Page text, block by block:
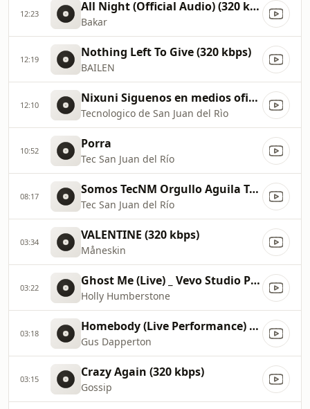
12:23 All Night (Official Audio) (320 kbps)
Bakar
12:19 Nothing Left To Give (320 kbps)
BAILEN
12:10 Nixuni Siguenos en medios oficiales
Tecnologico de San Juan del Rìo
10:52 Porra
Tec San Juan del Río
08:17 Somos TecNM Orgullo Aguila TecSanJuan
Tec San Juan del Río
03:34 VALENTINE (320 kbps)
Måneskin
03:22 Ghost Me (Live) _ Vevo Studio Performance (320 kbps)
Holly Humberstone
03:18 Homebody (Live Performance) _ Vevo (320 kbps)
Gus Dapperton
03:15 Crazy Again (320 kbps)
Gossip